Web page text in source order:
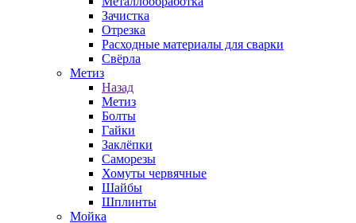
Зачистка
Отрезка
Расходные материалы для сварки
Свёрла
Метиз
Назад
Метиз
Болты
Гайки
Заклёпки
Саморезы
Хомуты червячные
Шайбы
Шплинты
Мойка